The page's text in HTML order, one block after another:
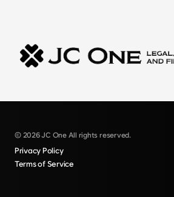
© 2026 JC One All rights reserved.
Privacy Policy
Terms of Service